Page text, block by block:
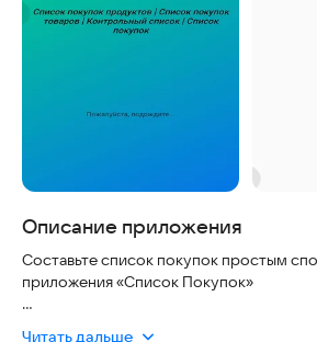
Описание приложения
Составьте список покупок простым
приложения «Список Покупок»
Читать дальше